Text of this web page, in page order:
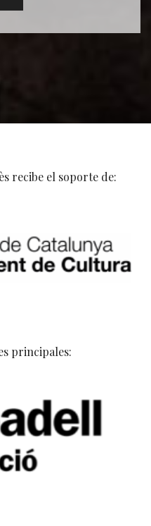
recibe el soporte de:
principales: